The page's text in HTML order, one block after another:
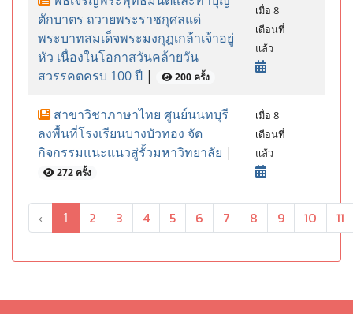
ตักบาตร ถวายพระราชกุศลแด่
พระบาทสมเด็จพระมงกุฎเกล้าเจ้าอยู่
หัว เนื่องในโอกาสวันคล้ายวัน
สวรรคตครบ 100 ปี | 200 ครั้ง
เมื่อ 8
เดือนที่
แล้ว
สาขาวิชาภาษาไทย ศูนย์นนทบุรี
ลงพื้นที่โรงเรียนบางบัวทอง จัด
กิจกรรมแนะแนวสู่รั้วมหาวิทยาลัย |
272 ครั้ง
เมื่อ 8
เดือนที่
แล้ว
‹ 1 2 3 4 5 6 7 8 9 10 11